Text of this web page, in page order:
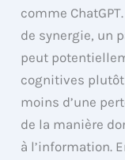
comme
de synergie, un
peut
cognitives
moins d’une
de la manière
à l’information.